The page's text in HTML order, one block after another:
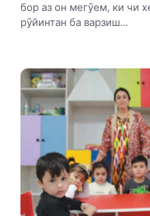
бор аз он мегӯем, ки чи
рӯйинтан ба варзиш...